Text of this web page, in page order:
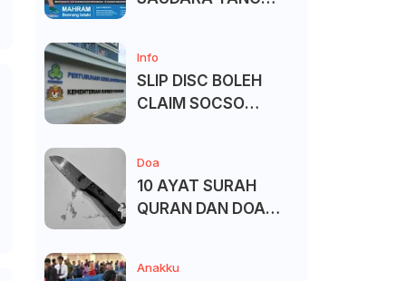
Info
SLIP DISC BOLEH
CLAIM SOCSO
Doa
10 AYAT SURAH
QURAN DAN DOA
Anakku